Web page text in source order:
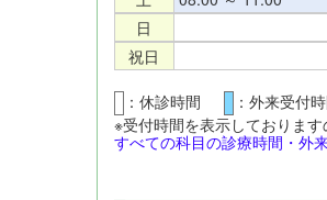
日
祝日
：休診時間
：外来受付
※受付時間を表示しております
すべての科目の診療時間・外